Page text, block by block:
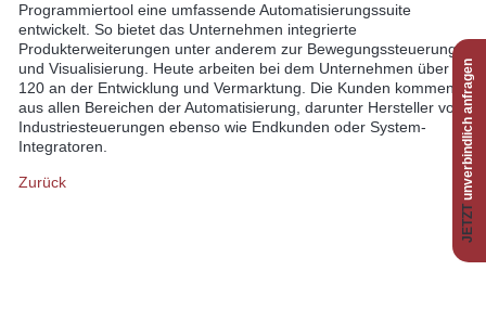
Programmiertool eine umfassende Automatisierungssuite
entwickelt. So bietet das Unternehmen integrierte
Produkterweiterungen unter anderem zur Bewegungssteuerung
und Visualisierung. Heute arbeiten bei dem Unternehmen über
120 an der Entwicklung und Vermarktung. Die Kunden kommen
aus allen Bereichen der Automatisierung, darunter Hersteller von
Industriesteuerungen ebenso wie Endkunden oder System-
Integratoren.
Zurück
JETZT
unverbindlich anfragen